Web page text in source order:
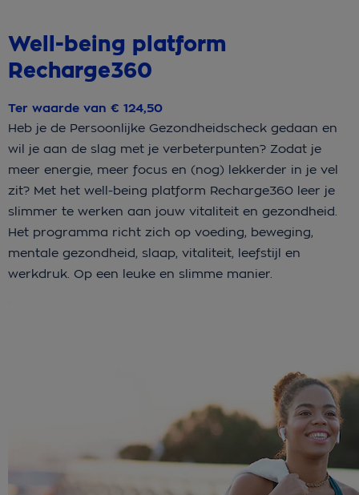
Well-being platform
Recharge360
Ter waarde van € 124,50
Heb je de Persoonlijke Gezondheidscheck gedaan en
wil je aan de slag met je verbeterpunten? Zodat je
meer energie, meer focus en (nog) lekkerder in je vel
zit? Met het well-being platform Recharge360 leer je
slimmer te werken aan jouw vitaliteit en gezondheid.
Het programma richt zich op voeding, beweging,
mentale gezondheid, slaap, vitaliteit, leefstijl en
werkdruk. Op een leuke en slimme manier.